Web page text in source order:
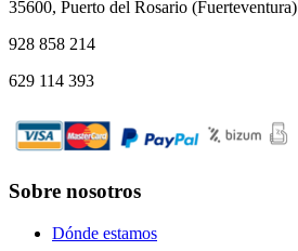
35600, Puerto del Rosario (Fuerteventura)
928 858 214
629 114 393
Sobre nosotros
Dónde estamos